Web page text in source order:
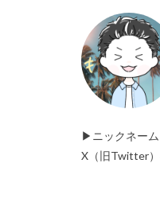
▶ニックネー
X（旧